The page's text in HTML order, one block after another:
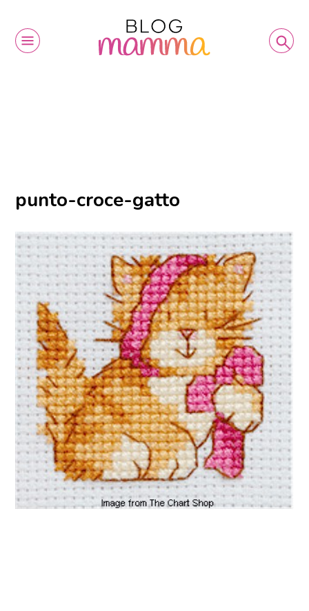
punto-croce-gatto